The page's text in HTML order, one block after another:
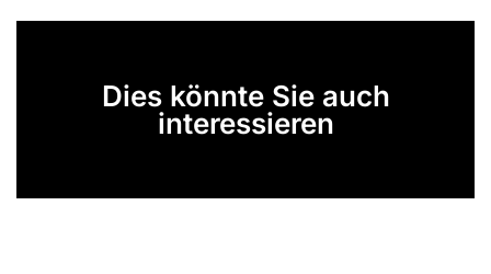
Dies könnte Sie auch
interessieren